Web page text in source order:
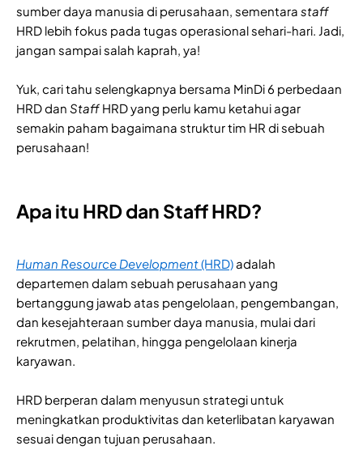
sumber daya manusia di perusahaan, sementara staff
HRD lebih fokus pada tugas operasional sehari-hari. Jadi,
jangan sampai salah kaprah, ya!
Yuk, cari tahu selengkapnya bersama MinDi 6 perbedaan
HRD dan Staff HRD yang perlu kamu ketahui agar
semakin paham bagaimana struktur tim HR di sebuah
perusahaan!
Apa itu HRD dan Staff HRD?
Human Resource Development(HRD)adalah
departemen dalam sebuah perusahaan yang
bertanggung jawab atas pengelolaan, pengembangan,
dan kesejahteraan sumber daya manusia, mulai dari
rekrutmen, pelatihan, hingga pengelolaan kinerja
karyawan.
HRD berperan dalam menyusun strategi untuk
meningkatkan produktivitas dan keterlibatan karyawan
sesuai dengan tujuan perusahaan.